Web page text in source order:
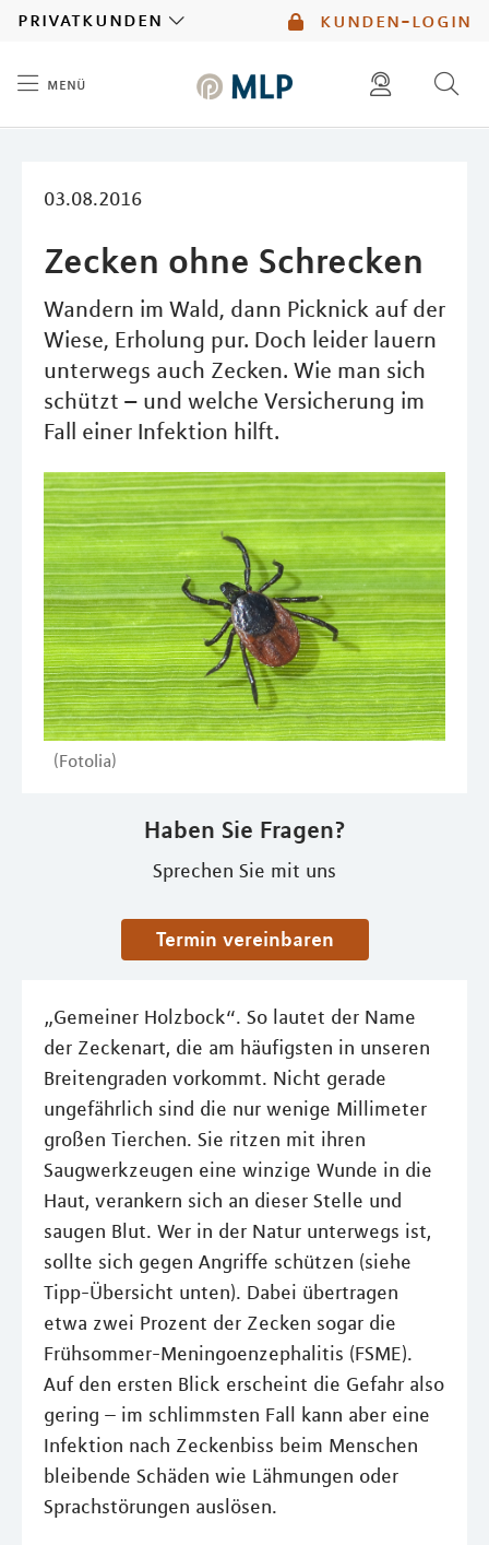
kunden-login
privatkunden
menü
03.08.2016
Zecken ohne Schrecken
Wandern im Wald, dann Picknick auf der
Wiese, Erholung pur. Doch leider lauern
unterwegs auch Zecken. Wie man sich
schützt – und welche Versicherung im
Fall einer Infektion hilft.
(Fotolia)
Haben Sie Fragen?
Sprechen Sie mit uns
Termin vereinbaren
„Gemeiner Holzbock“. So lautet der Name
der Zeckenart, die am häufigsten in unseren
Breitengraden vorkommt. Nicht gerade
ungefährlich sind die nur wenige Millimeter
großen Tierchen. Sie ritzen mit ihren
Saugwerkzeugen eine winzige Wunde in die
Haut, verankern sich an dieser Stelle und
saugen Blut. Wer in der Natur unterwegs ist,
sollte sich gegen Angriffe schützen (siehe
Tipp-Übersicht unten). Dabei übertragen
etwa zwei Prozent der Zecken sogar die
Frühsommer-Meningoenzephalitis (FSME).
Auf den ersten Blick erscheint die Gefahr also
gering – im schlimmsten Fall kann aber eine
Infektion nach Zeckenbiss beim Menschen
bleibende Schäden wie Lähmungen oder
Sprachstörungen auslösen.